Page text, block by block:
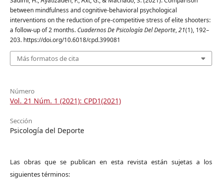
between mindfulness and cognitive-behavioral psychological
interventions on the reduction of pre-competitive stress of elite shooters:
a follow-up of 2 months.Cuadernos De Psicología Del Deporte,21(1), 192–
203. https://doi.org/10.6018/cpd.399081
Más formatos de cita
Número
Vol. 21 Núm. 1 (2021): CPD1(2021)
Sección
Psicología del Deporte
Las obras que se publican en esta revista están sujetas a los
siguientes términos: